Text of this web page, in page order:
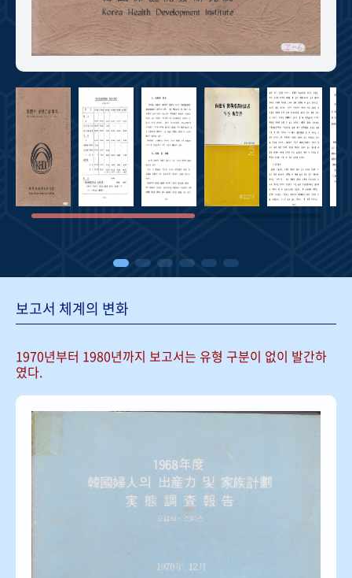
보고서 체계의 변화
1970년부터 1980년까지 보고서는 유형 구분이 없이 발간하
였다.